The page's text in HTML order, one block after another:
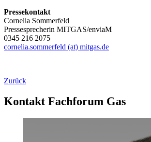
Pressekontakt
Cornelia Sommerfeld
Pressesprecherin MITGAS/enviaM
0345 216 2075
cornelia.sommerfeld (at) mitgas.de
Zurück
Kontakt Fachforum Gas